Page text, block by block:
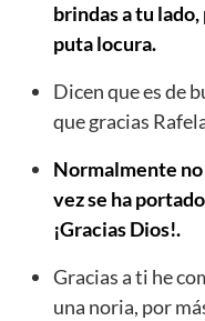
brindas a tu
puta locura.
Dicen que es de
que gracias
Normalmente no
vez se ha
¡Gracias Dios!.
Gracias a ti he
una noria, por